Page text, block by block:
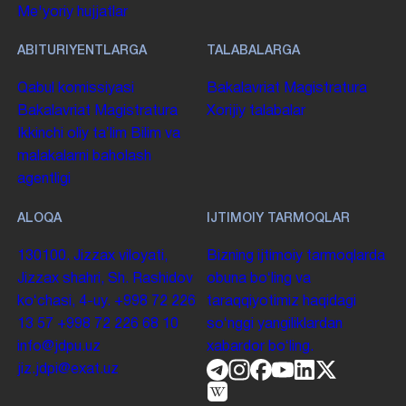
Me'yoriy hujjatlar
ABITURIYENTLARGA
Qabul komissiyasi
Bakalavriat Magistratura
Ikkinchi oliy taʼlim Bilim va
malakalarni baholash
agentligi
TALABALARGA
Bakalavriat Magistratura
Xorijiy talabalar
ALOQA
130100. Jizzax viloyati,
Jizzax shahri, Sh. Rashidov
koʻchasi, 4-uy. +998 72 226
13 57 +998 72 226 68 10
info@jdpu.uz
jiz.jdpi@exat.uz
IJTIMOIY TARMOQLAR
Bizning ijtimoiy tarmoqlarda
obuna boʻling va
taraqqiyotimiz haqidagi
soʻnggi yangiliklardan
xabardor boʻling.